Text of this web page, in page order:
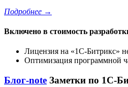
Подробнее →
Включено в стоимость
Лицензия на 1С-Битрикс
Оптимизация программной
Блог-note Заметки по 1С-